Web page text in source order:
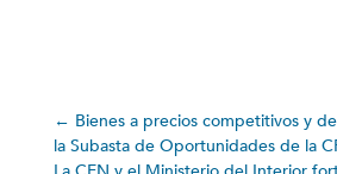
← Bienes a precios competitivos y
la Subasta de Oportunidades de la